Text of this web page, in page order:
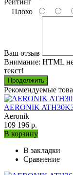
Плохо
Ваш отзыв
Внимание: HTML
текст!
Продолжить
Рекомендуемые
AERONIK
Aeronik
109 196 р.
В корзину
В закладки
Сравнение